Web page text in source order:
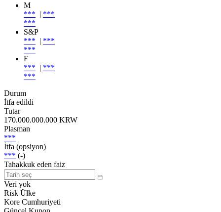
M
*** | ***
***
S&P
*** | ***
***
F
*** | ***
***
Durum
İtfa edildi
Tutar
170.000.000.000 KRW
Plasman
***
İtfa (opsiyon)
*** (-)
Tahakkuk eden faiz
Veri yok
Risk Ülke
Kore Cumhuriyeti